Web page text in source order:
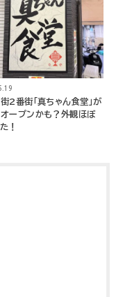
2番街「真ちゃん食堂」が
ープンかも？外観ほぼ
！